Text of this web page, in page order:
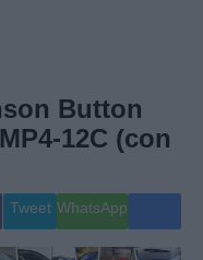
Button
12C (con
Tweet WhatsApp